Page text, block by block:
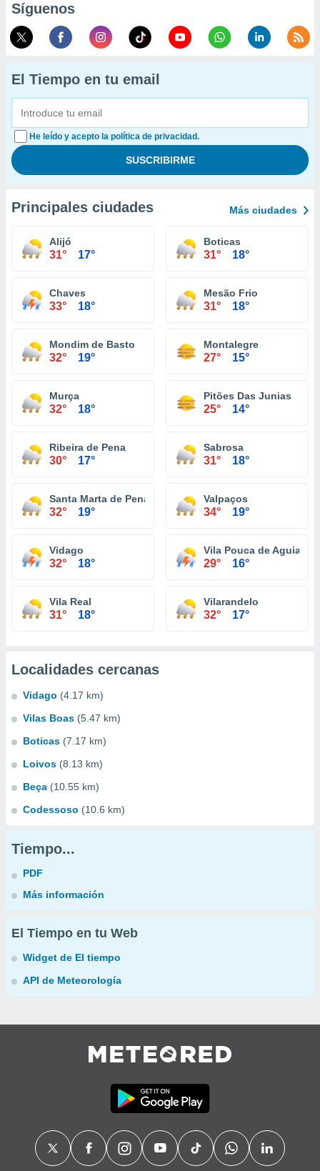
Síguenos
El Tiempo en tu email
He leído y acepto la política de privacidad.
Principales ciudades Más ciudades
Alijó
31° 17°
Boticas
31° 18°
Chaves
33° 18°
Mesão Frio
31° 18°
Mondim de Basto
32° 19°
Montalegre
27° 15°
Murça
32° 18°
Pitões Das Junias
25° 14°
Ribeira de Pena
30° 17°
Sabrosa
31° 18°
Santa Marta de Penaguião
32° 19°
Valpaços
34° 19°
Vidago
32° 18°
Vila Pouca de Aguiar
29° 16°
Vila Real
31° 18°
Vilarandelo
32° 17°
Localidades cercanas
Vidago (4.17 km)
Vilas Boas (5.47 km)
Boticas (7.17 km)
Loivos (8.13 km)
Beça (10.55 km)
Codessoso (10.6 km)
Tiempo...
PDF
Más información
El Tiempo en tu Web
Widget de El tiempo
API de Meteorología